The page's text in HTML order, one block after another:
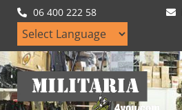
06 400 222 58
Home
Artikelen
Ga
door
Ga
naar